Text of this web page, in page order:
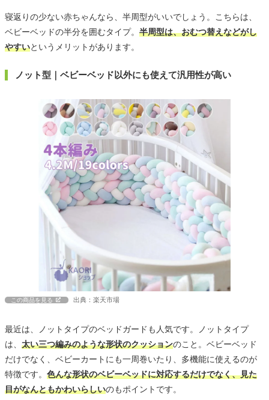
寝返りの少ない赤ちゃんなら、半周型がいいでしょう。こちらは、
ベビーベッドの半分を囲むタイプ。 半周型は、おむつ替えなどがし
やすいというメリットがあります。
ノット型｜ベビーベッド以外にも使えて汎用性が高い
この商品を見る 出典：楽天市場
最近は、ノットタイプのベッドガードも人気です。ノットタイプ
は、 太い三つ編みのような形状のクッションのこと。ベビーベッド
だけでなく、ベビーカートにも一周巻いたり、多機能に使えるのが
特徴です。 色んな形状のベビーベッドに対応するだけでなく、見た
目がなんともかわいらしいのもポイントです。